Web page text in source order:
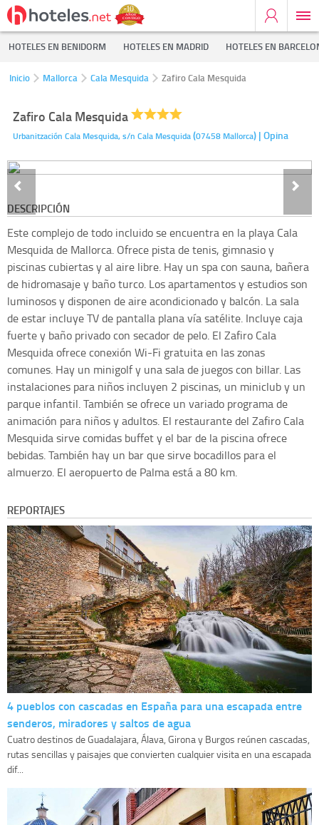
HOTELES EN BENIDORM HOTELES EN MADRID HOTELES EN
Inicio Mallorca Cala Mesquida Zafiro Cala Mesquida
Zafiro Cala Mesquida
Urbanitzación Cala Mesquida, s/n Cala Mesquida(07458 Mallorca) | Opina
DESCRIPCIÓN
Este complejo de todo incluido se encuentra en la playa Cala
Mesquida de Mallorca. Ofrece pista de tenis, gimnasio y
piscinas cubiertas y al aire libre. Hay un spa con sauna, bañera
de hidromasaje y baño turco. Los apartamentos y estudios son
luminosos y disponen de aire acondicionado y balcón. La sala
de estar incluye TV de pantalla plana vía satélite. Incluye caja
fuerte y baño privado con secador de pelo. El Zafiro Cala
Mesquida ofrece conexión Wi-Fi gratuita en las zonas
comunes. Hay un minigolf y una sala de juegos con billar. Las
instalaciones para niños incluyen 2 piscinas, un miniclub y un
parque infantil. También se ofrece un variado programa de
animación para niños y adultos. El restaurante del Zafiro Cala
Mesquida sirve comidas buffet y el bar de la piscina ofrece
bebidas. También hay un bar que sirve bocadillos para el
almuerzo. El aeropuerto de Palma está a 80 km.
REPORTAJES
4 pueblos con cascadas en España para una escapada entre
senderos, miradores y saltos de agua
Cuatro destinos de Guadalajara, Álava, Girona y Burgos reúnen cascadas,
rutas sencillas y paisajes que convierten cualquier visita en una escapada
dif...